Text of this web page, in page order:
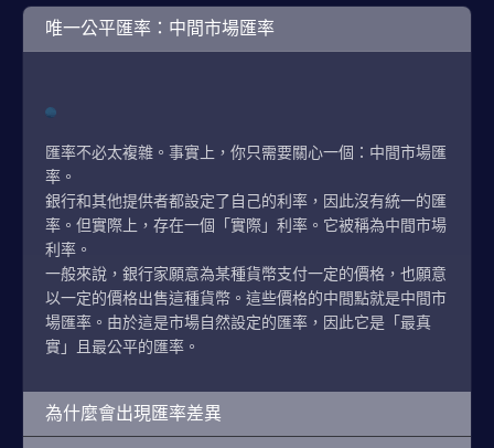
唯一公平匯率：中間市場匯率
匯率不必太複雜。事實上，你只需要關心一個：中間市場匯
率。
銀行和其他提供者都設定了自己的利率，因此沒有統一的匯
率。但實際上，存在一個「實際」利率。它被稱為中間市場
利率。
一般來說，銀行家願意為某種貨幣支付一定的價格，也願意
以一定的價格出售這種貨幣。這些價格的中間點就是中間市
場匯率。由於這是市場自然設定的匯率，因此它是「最真
實」且最公平的匯率。
為什麼會出現匯率差異